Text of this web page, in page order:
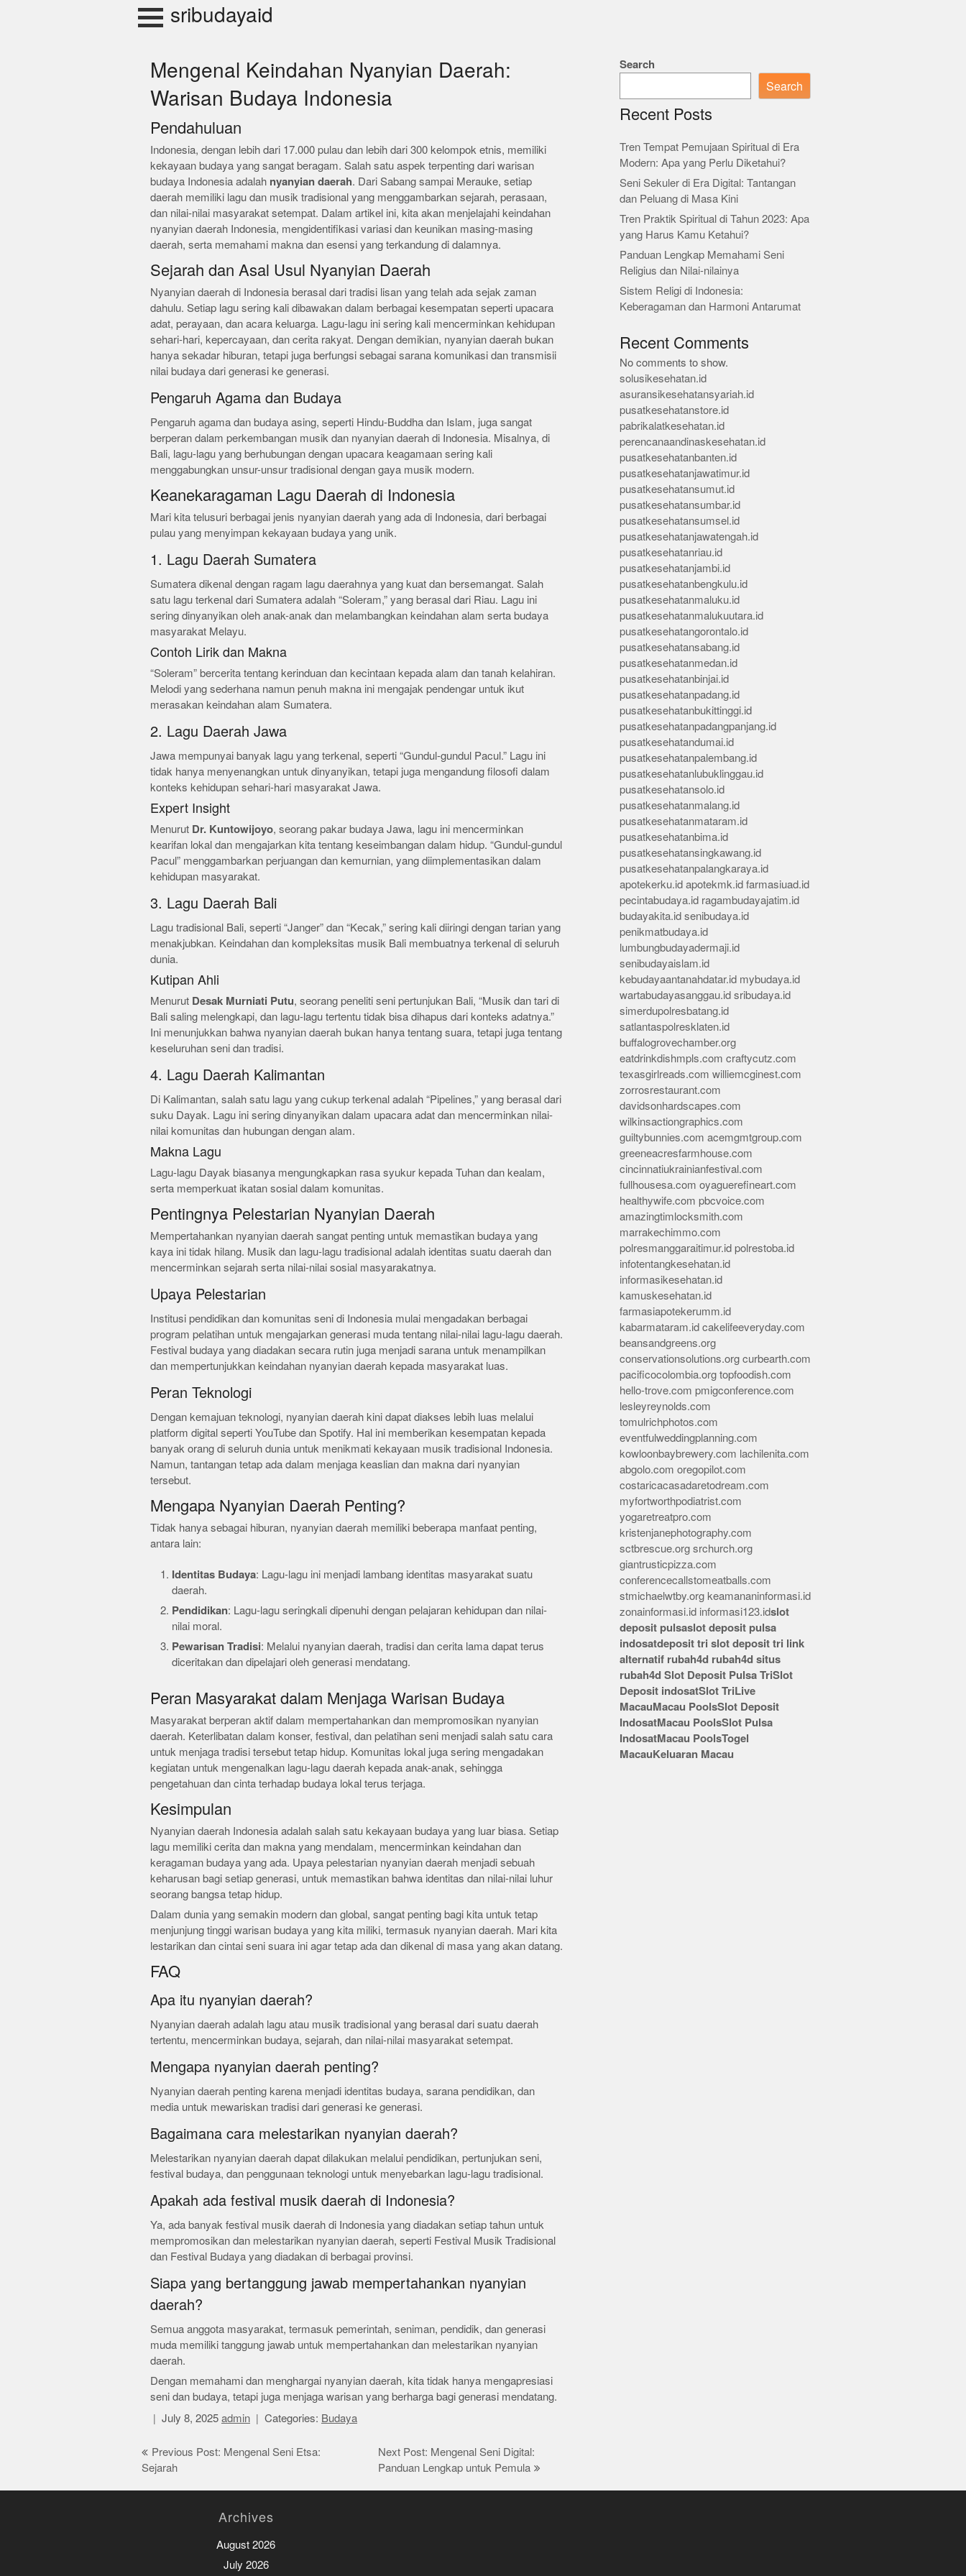
sribudayaid
Mengenal Keindahan Nyanyian Daerah:
Warisan Budaya Indonesia
Pendahuluan
Indonesia, dengan lebih dari 17.000 pulau dan lebih dari 300 kelompok etnis, memiliki
kekayaan budaya yang sangat beragam. Salah satu aspek terpenting dari warisan
budaya Indonesia adalah nyanyian daerah. Dari Sabang sampai Merauke, setiap
daerah memiliki lagu dan musik tradisional yang menggambarkan sejarah, perasaan,
dan nilai-nilai masyarakat setempat. Dalam artikel ini, kita akan menjelajahi keindahan
nyanyian daerah Indonesia, mengidentifikasi variasi dan keunikan masing-masing
daerah, serta memahami makna dan esensi yang terkandung di dalamnya.
Sejarah dan Asal Usul Nyanyian Daerah
Nyanyian daerah di Indonesia berasal dari tradisi lisan yang telah ada sejak zaman
dahulu. Setiap lagu sering kali dibawakan dalam berbagai kesempatan seperti upacara
adat, perayaan, dan acara keluarga. Lagu-lagu ini sering kali mencerminkan kehidupan
sehari-hari, kepercayaan, dan cerita rakyat. Dengan demikian, nyanyian daerah bukan
hanya sekadar hiburan, tetapi juga berfungsi sebagai sarana komunikasi dan transmisii
nilai budaya dari generasi ke generasi.
Pengaruh Agama dan Budaya
Pengaruh agama dan budaya asing, seperti Hindu-Buddha dan Islam, juga sangat
berperan dalam perkembangan musik dan nyanyian daerah di Indonesia. Misalnya, di
Bali, lagu-lagu yang berhubungan dengan upacara keagamaan sering kali
menggabungkan unsur-unsur tradisional dengan gaya musik modern.
Keanekaragaman Lagu Daerah di Indonesia
Mari kita telusuri berbagai jenis nyanyian daerah yang ada di Indonesia, dari berbagai
pulau yang menyimpan kekayaan budaya yang unik.
1. Lagu Daerah Sumatera
Sumatera dikenal dengan ragam lagu daerahnya yang kuat dan bersemangat. Salah
satu lagu terkenal dari Sumatera adalah “Soleram,” yang berasal dari Riau. Lagu ini
sering dinyanyikan oleh anak-anak dan melambangkan keindahan alam serta budaya
masyarakat Melayu.
Contoh Lirik dan Makna
“Soleram” bercerita tentang kerinduan dan kecintaan kepada alam dan tanah kelahiran.
Melodi yang sederhana namun penuh makna ini mengajak pendengar untuk ikut
merasakan keindahan alam Sumatera.
2. Lagu Daerah Jawa
Jawa mempunyai banyak lagu yang terkenal, seperti “Gundul-gundul Pacul.” Lagu ini
tidak hanya menyenangkan untuk dinyanyikan, tetapi juga mengandung filosofi dalam
konteks kehidupan sehari-hari masyarakat Jawa.
Expert Insight
Menurut Dr. Kuntowijoyo, seorang pakar budaya Jawa, lagu ini mencerminkan
kearifan lokal dan mengajarkan kita tentang keseimbangan dalam hidup. “Gundul-gundul
Pacul” menggambarkan perjuangan dan kemurnian, yang diimplementasikan dalam
kehidupan masyarakat.
3. Lagu Daerah Bali
Lagu tradisional Bali, seperti “Janger” dan “Kecak,” sering kali diiringi dengan tarian yang
menakjubkan. Keindahan dan kompleksitas musik Bali membuatnya terkenal di seluruh
dunia.
Kutipan Ahli
Menurut Desak Murniati Putu, seorang peneliti seni pertunjukan Bali, “Musik dan tari di
Bali saling melengkapi, dan lagu-lagu tertentu tidak bisa dihapus dari konteks adatnya.”
Ini menunjukkan bahwa nyanyian daerah bukan hanya tentang suara, tetapi juga tentang
keseluruhan seni dan tradisi.
4. Lagu Daerah Kalimantan
Di Kalimantan, salah satu lagu yang cukup terkenal adalah “Pipelines,” yang berasal dari
suku Dayak. Lagu ini sering dinyanyikan dalam upacara adat dan mencerminkan nilai-
nilai komunitas dan hubungan dengan alam.
Makna Lagu
Lagu-lagu Dayak biasanya mengungkapkan rasa syukur kepada Tuhan dan kealam,
serta memperkuat ikatan sosial dalam komunitas.
Pentingnya Pelestarian Nyanyian Daerah
Mempertahankan nyanyian daerah sangat penting untuk memastikan budaya yang
kaya ini tidak hilang. Musik dan lagu-lagu tradisional adalah identitas suatu daerah dan
mencerminkan sejarah serta nilai-nilai sosial masyarakatnya.
Upaya Pelestarian
Institusi pendidikan dan komunitas seni di Indonesia mulai mengadakan berbagai
program pelatihan untuk mengajarkan generasi muda tentang nilai-nilai lagu-lagu daerah.
Festival budaya yang diadakan secara rutin juga menjadi sarana untuk menampilkan
dan mempertunjukkan keindahan nyanyian daerah kepada masyarakat luas.
Peran Teknologi
Dengan kemajuan teknologi, nyanyian daerah kini dapat diakses lebih luas melalui
platform digital seperti YouTube dan Spotify. Hal ini memberikan kesempatan kepada
banyak orang di seluruh dunia untuk menikmati kekayaan musik tradisional Indonesia.
Namun, tantangan tetap ada dalam menjaga keaslian dan makna dari nyanyian
tersebut.
Mengapa Nyanyian Daerah Penting?
Tidak hanya sebagai hiburan, nyanyian daerah memiliki beberapa manfaat penting,
antara lain:
Identitas Budaya: Lagu-lagu ini menjadi lambang identitas masyarakat suatu
daerah.
Pendidikan: Lagu-lagu seringkali dipenuhi dengan pelajaran kehidupan dan nilai-
nilai moral.
Pewarisan Tradisi: Melalui nyanyian daerah, tradisi dan cerita lama dapat terus
diceritakan dan dipelajari oleh generasi mendatang.
Peran Masyarakat dalam Menjaga Warisan Budaya
Masyarakat berperan aktif dalam mempertahankan dan mempromosikan nyanyian
daerah. Keterlibatan dalam konser, festival, dan pelatihan seni menjadi salah satu cara
untuk menjaga tradisi tersebut tetap hidup. Komunitas lokal juga sering mengadakan
kegiatan untuk mengenalkan lagu-lagu daerah kepada anak-anak, sehingga
pengetahuan dan cinta terhadap budaya lokal terus terjaga.
Kesimpulan
Nyanyian daerah Indonesia adalah salah satu kekayaan budaya yang luar biasa. Setiap
lagu memiliki cerita dan makna yang mendalam, mencerminkan keindahan dan
keragaman budaya yang ada. Upaya pelestarian nyanyian daerah menjadi sebuah
keharusan bagi setiap generasi, untuk memastikan bahwa identitas dan nilai-nilai luhur
seorang bangsa tetap hidup.
Dalam dunia yang semakin modern dan global, sangat penting bagi kita untuk tetap
menjunjung tinggi warisan budaya yang kita miliki, termasuk nyanyian daerah. Mari kita
lestarikan dan cintai seni suara ini agar tetap ada dan dikenal di masa yang akan datang.
FAQ
Apa itu nyanyian daerah?
Nyanyian daerah adalah lagu atau musik tradisional yang berasal dari suatu daerah
tertentu, mencerminkan budaya, sejarah, dan nilai-nilai masyarakat setempat.
Mengapa nyanyian daerah penting?
Nyanyian daerah penting karena menjadi identitas budaya, sarana pendidikan, dan
media untuk mewariskan tradisi dari generasi ke generasi.
Bagaimana cara melestarikan nyanyian daerah?
Melestarikan nyanyian daerah dapat dilakukan melalui pendidikan, pertunjukan seni,
festival budaya, dan penggunaan teknologi untuk menyebarkan lagu-lagu tradisional.
Apakah ada festival musik daerah di Indonesia?
Ya, ada banyak festival musik daerah di Indonesia yang diadakan setiap tahun untuk
mempromosikan dan melestarikan nyanyian daerah, seperti Festival Musik Tradisional
dan Festival Budaya yang diadakan di berbagai provinsi.
Siapa yang bertanggung jawab mempertahankan nyanyian
daerah?
Semua anggota masyarakat, termasuk pemerintah, seniman, pendidik, dan generasi
muda memiliki tanggung jawab untuk mempertahankan dan melestarikan nyanyian
daerah.
Dengan memahami dan menghargai nyanyian daerah, kita tidak hanya mengapresiasi
seni dan budaya, tetapi juga menjaga warisan yang berharga bagi generasi mendatang.
July 8, 2025 admin Categories: Budaya
Post
navigation
Previous Post: Mengenal Seni Etsa:
Sejarah
Next Post: Mengenal Seni Digital:
Panduan Lengkap untuk Pemula
Search
Search
Recent Posts
Tren Tempat Pemujaan Spiritual di Era
Modern: Apa yang Perlu Diketahui?
Seni Sekuler di Era Digital: Tantangan
dan Peluang di Masa Kini
Tren Praktik Spiritual di Tahun 2023: Apa
yang Harus Kamu Ketahui?
Panduan Lengkap Memahami Seni
Religius dan Nilai-nilainya
Sistem Religi di Indonesia:
Keberagaman dan Harmoni Antarumat
Recent Comments
No comments to show.
solusikesehatan.id
asuransikesehatansyariah.id
pusatkesehatanstore.id
pabrikalatkesehatan.id
perencanaandinaskesehatan.id
pusatkesehatanbanten.id
pusatkesehatanjawatimur.id
pusatkesehatansumut.id
pusatkesehatansumbar.id
pusatkesehatansumsel.id
pusatkesehatanjawatengah.id
pusatkesehatanriau.id
pusatkesehatanjambi.id
pusatkesehatanbengkulu.id
pusatkesehatanmaluku.id
pusatkesehatanmalukuutara.id
pusatkesehatangorontalo.id
pusatkesehatansabang.id
pusatkesehatanmedan.id
pusatkesehatanbinjai.id
pusatkesehatanpadang.id
pusatkesehatanbukittinggi.id
pusatkesehatanpadangpanjang.id
pusatkesehatandumai.id
pusatkesehatanpalembang.id
pusatkesehatanlubuklinggau.id
pusatkesehatansolo.id
pusatkesehatanmalang.id
pusatkesehatanmataram.id
pusatkesehatanbima.id
pusatkesehatansingkawang.id
pusatkesehatanpalangkaraya.id
apotekerku.id apotekmk.id farmasiuad.id
pecintabudaya.id ragambudayajatim.id
budayakita.id senibudaya.id
penikmatbudaya.id
lumbungbudayadermaji.id
senibudayaislam.id
kebudayaantanahdatar.id mybudaya.id
wartabudayasanggau.id sribudaya.id
simerdupolresbatang.id
satlantaspolresklaten.id
buffalogrovechamber.org
eatdrinkdishmpls.com craftycutz.com
texasgirlreads.com williemcginest.com
zorrosrestaurant.com
davidsonhardscapes.com
wilkinsactiongraphics.com
guiltybunnies.com acemgmtgroup.com
greeneacresfarmhouse.com
cincinnatiukrainianfestival.com
fullhousesa.com oyaguerefineart.com
healthywife.com pbcvoice.com
amazingtimlocksmith.com
marrakechimmo.com
polresmanggaraitimur.id polrestoba.id
infotentangkesehatan.id
informasikesehatan.id
kamuskesehatan.id
farmasiapotekerumm.id
kabarmataram.id cakelifeeveryday.com
beansandgreens.org
conservationsolutions.org curbearth.com
pacificocolombia.org topfoodish.com
hello-trove.com pmigconference.com
lesleyreynolds.com
tomulrichphotos.com
eventfulweddingplanning.com
kowloonbaybrewery.com lachilenita.com
abgolo.com oregopilot.com
costaricacasadaretodream.com
myfortworthpodiatrist.com
yogaretreatpro.com
kristenjanephotography.com
sctbrescue.org srchurch.org
giantrusticpizza.com
conferencecallstomeatballs.com
stmichaelwtby.org keamananinformasi.id
zonainformasi.id informasi123.idslot
deposit pulsaslot deposit pulsa
indosatdeposit tri slot deposit tri link
alternatif rubah4d rubah4d situs
rubah4d Slot Deposit Pulsa TriSlot
Deposit indosatSlot TriLive
MacauMacau PoolsSlot Deposit
IndosatMacau PoolsSlot Pulsa
IndosatMacau PoolsTogel
MacauKeluaran Macau
Archives
August 2026
July 2026